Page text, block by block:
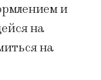
и
на
на